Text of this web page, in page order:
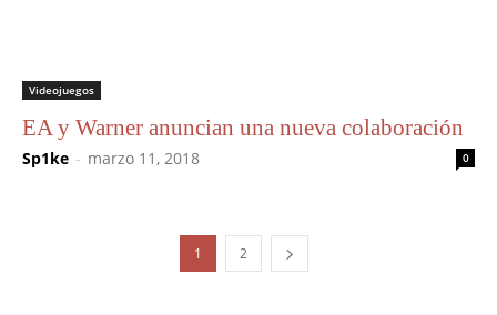
Videojuegos
EA y Warner anuncian una nueva colaboración
Sp1ke - marzo 11, 2018 0
1 2